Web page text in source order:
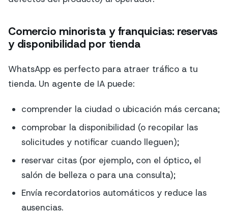
Comercio minorista y franquicias: reservas
y disponibilidad por tienda
WhatsApp es perfecto para atraer tráfico a tu
tienda. Un agente de IA puede:
comprender la ciudad o ubicación más cercana;
comprobar la disponibilidad (o recopilar las
solicitudes y notificar cuando lleguen);
reservar citas (por ejemplo, con el óptico, el
salón de belleza o para una consulta);
Envía recordatorios automáticos y reduce las
ausencias.